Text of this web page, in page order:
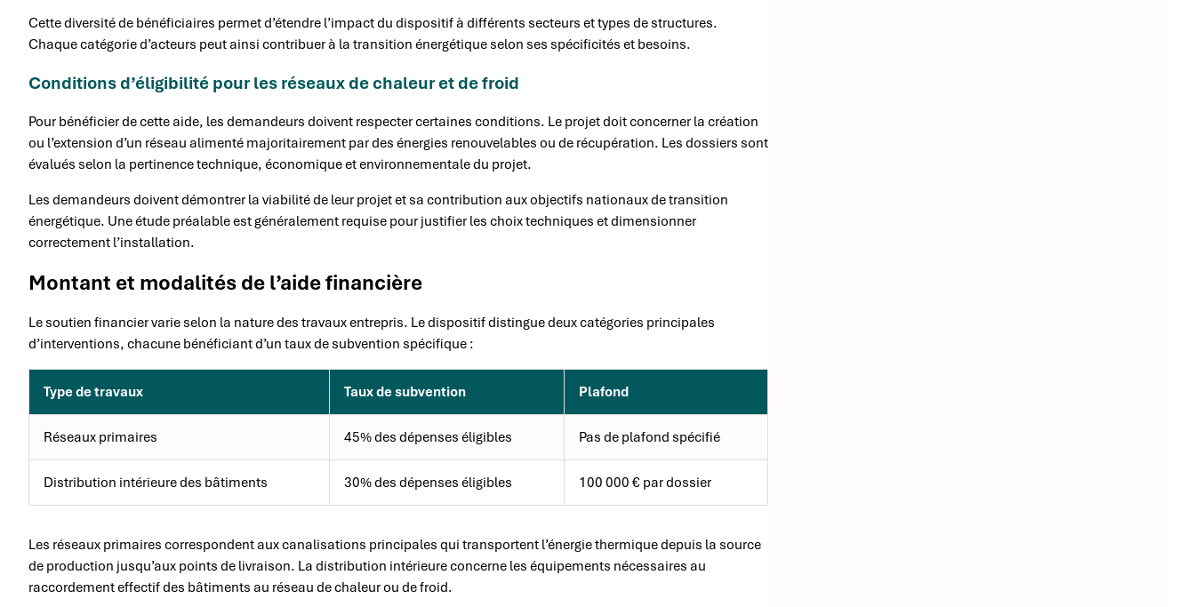
Cette diversité de bénéficiaires permet d’étendre l’impact du dispositif à différents secteurs et types de structures.
Chaque catégorie d’acteurs peut ainsi contribuer à la transition énergétique selon ses spécificités et besoins.
Conditions d’éligibilité pour les réseaux de chaleur et de froid
Pour bénéficier de cette aide, les demandeurs doivent respecter certaines conditions. Le projet doit concerner la création
ou l’extension d’un réseau alimenté majoritairement par des énergies renouvelables ou de récupération. Les dossiers sont
évalués selon la pertinence technique, économique et environnementale du projet.
Les demandeurs doivent démontrer la viabilité de leur projet et sa contribution aux objectifs nationaux de transition
énergétique. Une étude préalable est généralement requise pour justifier les choix techniques et dimensionner
correctement l’installation.
Montant et modalités de l’aide financière
Le soutien financier varie selon la nature des travaux entrepris. Le dispositif distingue deux catégories principales
d’interventions, chacune bénéficiant d’un taux de subvention spécifique :
Type de travaux Taux de subvention Plafond
Réseaux primaires 45% des dépenses éligibles Pas de plafond spécifié
Distribution intérieure des bâtiments 30% des dépenses éligibles 100 000 € par dossier
Les réseaux primaires correspondent aux canalisations principales qui transportent l’énergie thermique depuis la source
de production jusqu’aux points de livraison. La distribution intérieure concerne les équipements nécessaires au
raccordement effectif des bâtiments au réseau de chaleur ou de froid.